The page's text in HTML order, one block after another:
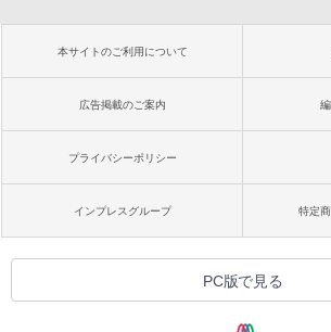
本サイトのご利用について
広告掲載のご案内
プライバシーポリシー
インプレスグループ 特定
PC版で見る